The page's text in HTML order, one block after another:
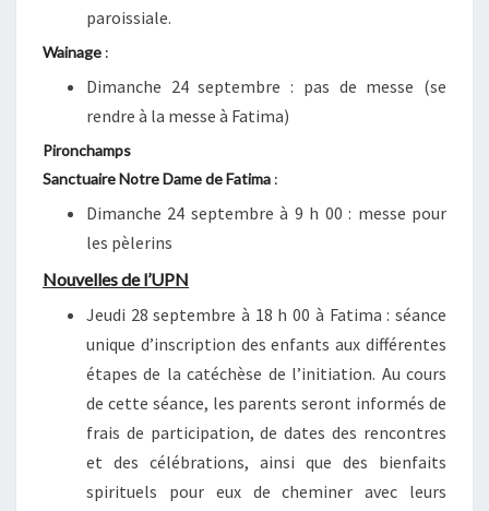
paroissiale.
Wainage :
Dimanche 24 septembre : pas de messe (se
rendre à la messe à Fatima)
Pironchamps
Sanctuaire Notre Dame de Fatima :
Dimanche 24 septembre à 9 h 00 : messe pour
les pèlerins
Nouvelles de l’UPN
Jeudi 28 septembre à 18 h 00 à Fatima : séance
unique d’inscription des enfants aux différentes
étapes de la catéchèse de l’initiation. Au cours
de cette séance, les parents seront informés de
frais de participation, de dates des rencontres
et des célébrations, ainsi que des bienfaits
spirituels pour eux de cheminer avec leurs